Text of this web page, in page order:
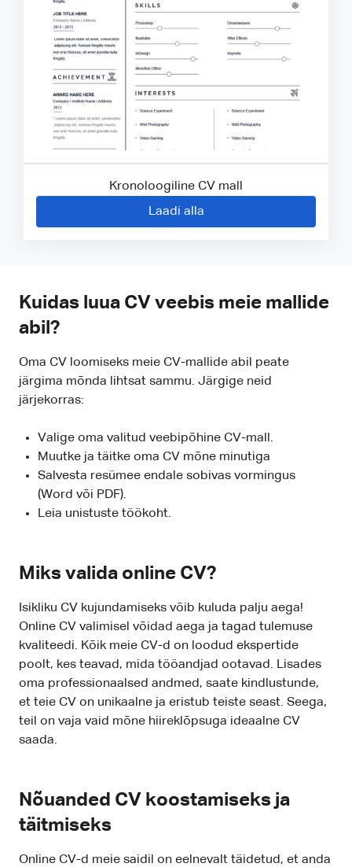
Kronoloogiline CV mall
Laadi alla
Kuidas luua CV veebis meie mallide
abil?
Oma CV loomiseks meie CV-mallide abil peate
järgima mõnda lihtsat sammu. Järgige neid
järjekorras:
Valige oma valitud veebipõhine CV-mall.
Muutke ja täitke oma CV mõne minutiga
Salvesta resümee endale sobivas vormingus
(Word või PDF).
Leia unistuste töökoht.
Miks valida online CV?
Isikliku CV kujundamiseks võib kuluda palju aega!
Online CV valimisel võidad aega ja tagad tulemuse
kvaliteedi. Kõik meie CV-d on loodud ekspertide
poolt, kes teavad, mida tööandjad ootavad. Lisades
oma professionaalsed andmed, saate kindlustunde,
et teie CV on unikaalne ja eristub teiste seast. Seega,
teil on vaja vaid mõne hiireklõpsuga ideaalne CV
saada.
Nõuanded CV koostamiseks ja
täitmiseks
Online CV-d meie saidil on eelnevalt täidetud, et anda